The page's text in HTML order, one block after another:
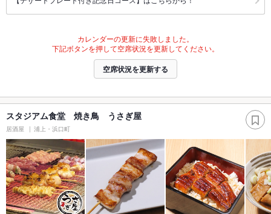
カレンダーの更新に失敗しました。
下記ボタンを押して空席状況を更新してください。
空席状況を更新する
スタジアム食堂 焼き鳥 うさぎ屋
居酒屋 浦上・浜口町